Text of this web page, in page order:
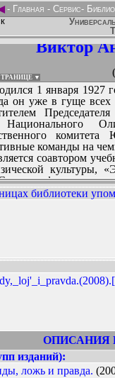
- Главная - Сервис-
Виктор
▼
1 января 1927
он уже в гуще
Национального
команды на
соавтором
культуры,
автор ряда статей о
энциклопедии».
библиотеки
ОПИСАНИЯ
изданий):
ложь и правда.